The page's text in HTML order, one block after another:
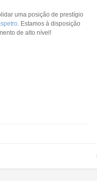
uma posição de prestígio
. Estamos à disposição
de alto nível!